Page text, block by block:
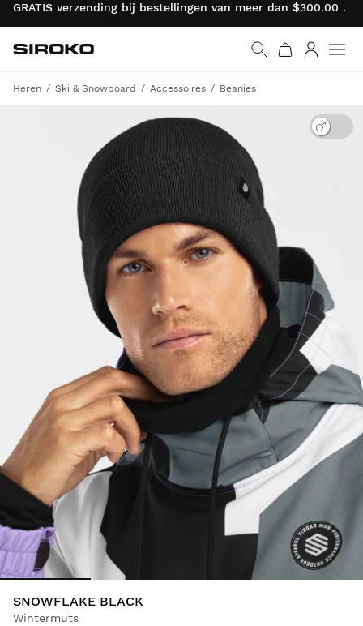
GRATIS verzending bij bestellingen van meer dan $300.00 .
Ga naar de homepage
Siroko.com
Heren Ski & Snowboard Accessoires Beanies
SNOWFLAKE BLACK
Wintermuts